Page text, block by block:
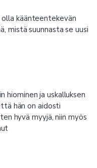
käänteentekevän
mistä suunnasta se uusi
hiominen ja uskalluksen
hän on aidosti
hyvä myyjä, niin myös